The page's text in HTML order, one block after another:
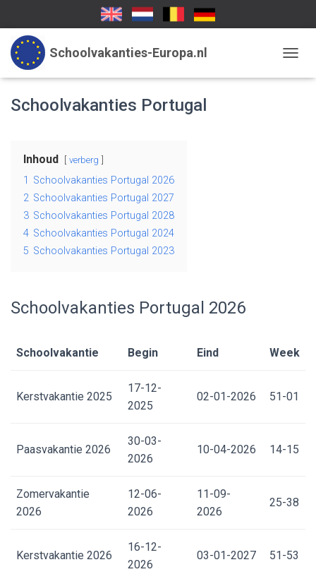
Schoolvakanties-Europa.nl
Schoolvakanties Portugal
Inhoud verberg
1
Schoolvakanties Portugal 2026
2 Schoolvakanties Portugal 2027
3 Schoolvakanties Portugal 2028
4 Schoolvakanties Portugal 2024
5 Schoolvakanties Portugal 2023
Schoolvakanties Portugal 2026
Schoolvakantie Begin Eind Week
Kerstvakantie 2025
17-12-
2025
02-01-2026 51-01
Paasvakantie 2026
30-03-
2026
10-04-2026 14-15
Zomervakantie
2026
12-06-
2026
11-09-
2026
25-38
Kerstvakantie 2026
16-12-
2026
03-01-2027 51-53